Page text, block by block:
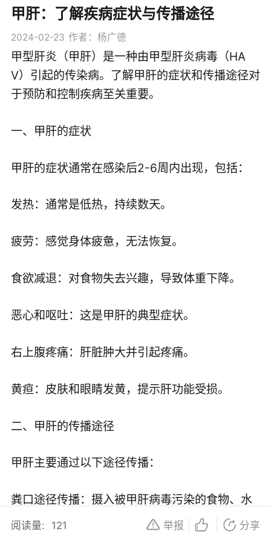
甲肝：了解疾病症状与传播途径
2024-02-23 作者：杨广德
甲型肝炎（甲肝）是一种由甲型肝炎病毒（HA
V）引起的传染病。了解甲肝的症状和传播途径对
于预防和控制疾病至关重要。
一、甲肝的症状
甲肝的症状通常在感染后2-6周内出现，包括：
发热：通常是低热，持续数天。
疲劳：感觉身体疲惫，无法恢复。
食欲减退：对食物失去兴趣，导致体重下降。
恶心和呕吐：这是甲肝的典型症状。
右上腹疼痛：肝脏肿大并引起疼痛。
黄疸：皮肤和眼睛发黄，提示肝功能受损。
二、甲肝的传播途径
甲肝主要通过以下途径传播：
粪口途径传播：摄入被甲肝病毒污染的食物、水
或与甲肝患者共用餐具、水源等。
阅读量: 121 举报 分享